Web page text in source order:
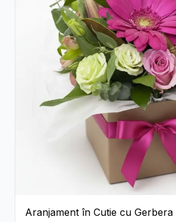
Aranjament în Cutie cu Gerbera